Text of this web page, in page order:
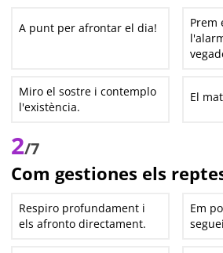
A punt per afrontar el dia!
Prem
Miro el sostre i contemplo
l'existència.
El
2/7
Com gestiones els
Respiro profundament i
els afronto directament.
Em